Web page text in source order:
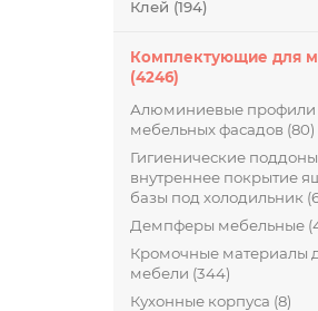
Клей (194)
Комплектующие для
(4246)
Алюминиевые профили
мебельных фасадов (80)
Гигиенические поддоны,
внутреннее покрытие
базы под холодильник
Демпферы мебельные
Кромочные материалы
мебели (344)
Кухонные корпуса (8)